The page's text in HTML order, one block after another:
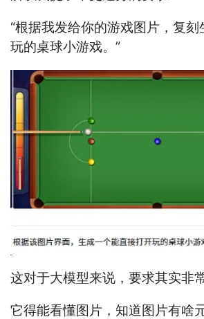
“根据我发给你的游戏图片，复
玩的桌球小游戏。”
这对于大模型来说，要求其实非常
它得能看懂图片，知道图片有啥元